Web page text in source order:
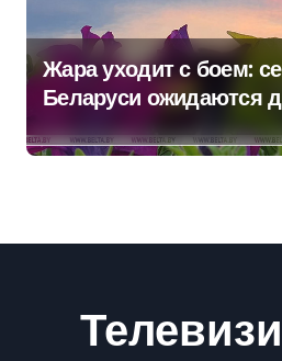
Жара уходит с боем:
Беларуси ожидаются
грозы